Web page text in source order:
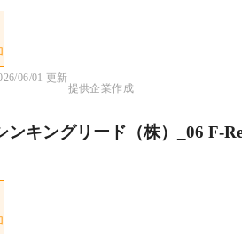
06/01 更新
提供企業作成
ンキングリード（株）_06 F-